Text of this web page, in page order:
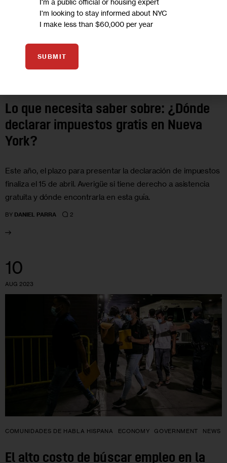
Lo que necesita saber sobre: ¿Dónde
declarar impuestos gratis en Nueva
York?
Este año, el plazo para presentar la declaración de impuestos
finaliza el 15 de abril. Averigüe si tiene derecho a asistencia
gratuita y dónde encontrarla en esta guía.
BY DANIEL PARRA 2
10
AUG 2023
COMUNIDADES DE HABLA HISPANA ECONOMY GOVERNMENT NEWS
El alto costo de búscar empleo en la
I'm looking to stay informed about NYC
I make less than $60,000 per year
SUBMIT